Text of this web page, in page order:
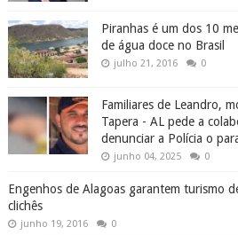
Piranhas é um dos 10
de água doce no Brasil
julho 21, 2016 0
Familiares de Leandro,
Tapera - AL pede a
denunciar a Polícia o
junho 04, 2025 0
Engenhos de Alagoas garantem turismo
clichês
junho 19, 2016 0